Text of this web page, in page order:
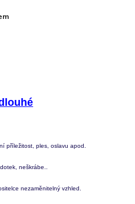
příležitost, ples, oslavu apod.
neškrábe..
nezaměnitelný vzhled.